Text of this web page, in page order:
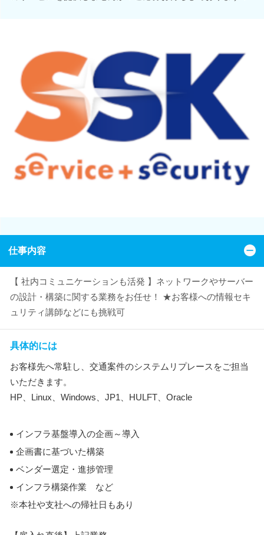
仕事内容
【 社内コミュニケーションも活発 】ネットワークやサーバー
の設計・構築に関する業務をお任せ！ ★お客様への情報セキ
ュリティ講師などにも挑戦可
具体的には
お客様先へ常駐し、交通案件のシステムリプレースをご担当
いただきます。
HP、Linux、Windows、JP1、HULFT、Oracle
インフラ基盤導入の企画～導入
企画書に基づいた構築
ベンダー選定・進捗管理
インフラ構築作業 など
※本社や支社への帰社日もあり